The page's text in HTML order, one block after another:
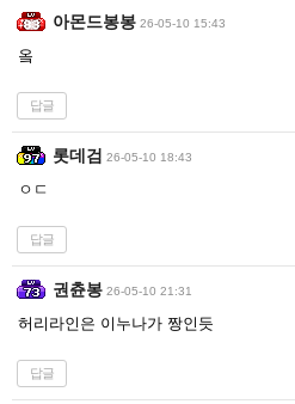
아몬드봉봉 26-05-10 15:43
옼
답글
롯데검 26-05-10 18:43
ㅇㄷ
답글
권츈봉 26-05-10 21:31
허리라인은 이누나가 짱인듯
답글